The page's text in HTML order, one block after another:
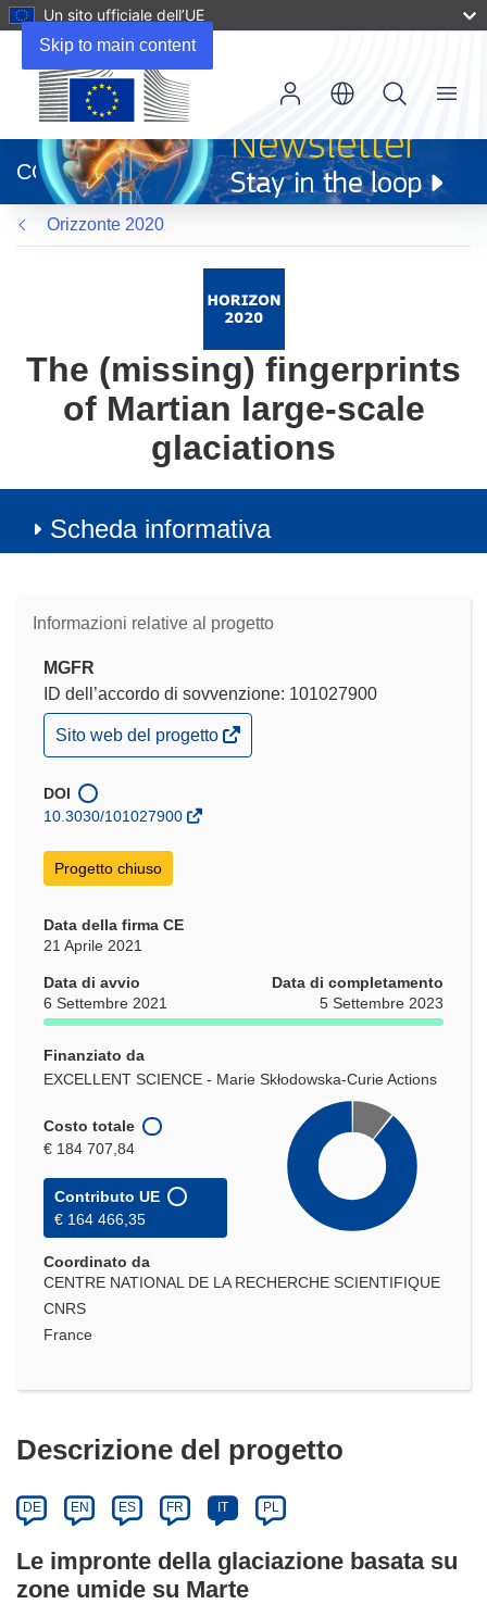
Skip to main content
Un sito ufficiale dell’UE
apre
in
una
nuova
finestra)
CORDIS
Menu
Orizzonte 2020
The (missing) fingerprints
of Martian large-scale
glaciations
Scheda informativa
Informazioni relative al progetto
MGFR
ID dell’accordo di sovvenzione: 101027900
(si
apre
una
nuova
Sito web del progetto
DOI
10.3030/101027900
Progetto chiuso
Data della firma CE
21 Aprile 2021
Data di avvio
6 Settembre 2021
Data di completamento
5 Settembre 2023
Finanziato da
EXCELLENT SCIENCE - Marie Skłodowska-Curie Actions
Costo totale
€ 184 707,84
Contributo UE
€ 164 466,35
Coordinato da
CENTRE NATIONAL DE LA RECHERCHE SCIENTIFIQUE
CNRS
France
Descrizione del progetto
DE EN ES FR IT PL
Le impronte della glaciazione basata su
zone umide su Marte